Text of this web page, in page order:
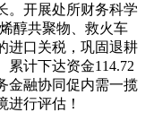
。开展处所财务科学
醇共聚物、救火车
进口关税，巩固退耕
累计下达资金114.72
金融协同促内需一揽
进行评估！